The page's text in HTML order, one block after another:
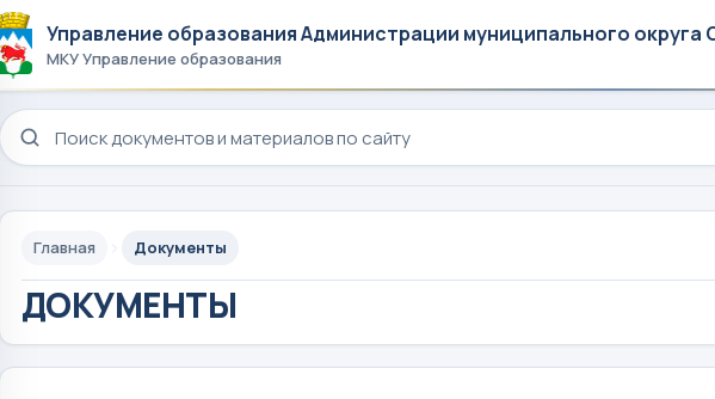
Управление образования Администрации муниципального округа
МКУ Управление образования
Поиск по сайту
Главная Документы
ДОКУМЕНТЫ